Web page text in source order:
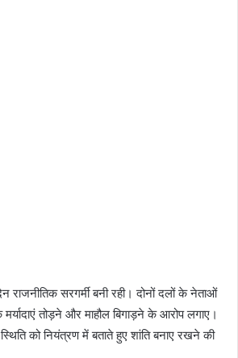
राजनीतिक सरगर्मी बनी रही। दोनों दलों के नेताओं
तोड़ने और माहौल बिगाड़ने के आरोप लगाए।
को नियंत्रण में बताते हुए शांति बनाए रखने की